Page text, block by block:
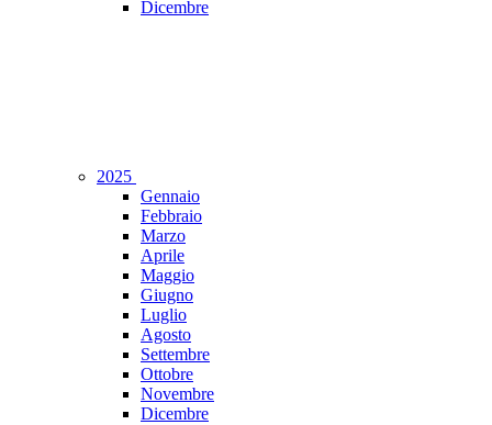
Dicembre
2025
Gennaio
Febbraio
Marzo
Aprile
Maggio
Giugno
Luglio
Agosto
Settembre
Ottobre
Novembre
Dicembre